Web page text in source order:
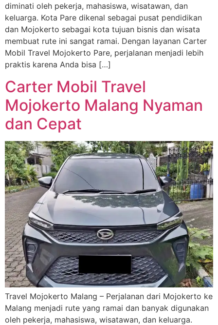
diminati oleh pekerja, mahasiswa, wisatawan, dan
keluarga. Kota Pare dikenal sebagai pusat pendidikan
dan Mojokerto sebagai kota tujuan bisnis dan wisata
membuat rute ini sangat ramai. Dengan layanan Carter
Mobil Travel Mojokerto Pare, perjalanan menjadi lebih
praktis karena Anda bisa […]
Carter Mobil Travel
Mojokerto Malang Nyaman
dan Cepat
Travel Mojokerto Malang – Perjalanan dari Mojokerto ke
Malang menjadi rute yang ramai dan banyak digunakan
oleh pekerja, mahasiswa, wisatawan, dan keluarga.